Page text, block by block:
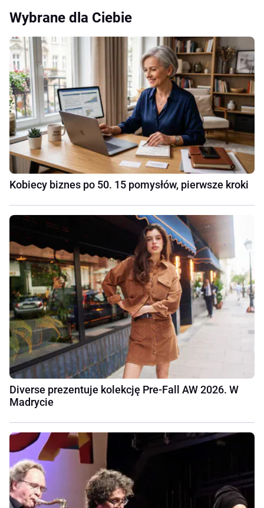
Wybrane dla Ciebie
Kobiecy biznes po 50. 15 pomysłów, pierwsze kroki
Diverse prezentuje kolekcję Pre-Fall AW 2026. W
Madrycie